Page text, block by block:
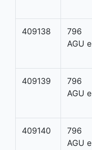
409138
796
AGU e
409139
796
AGU e
409140
796
AGU e